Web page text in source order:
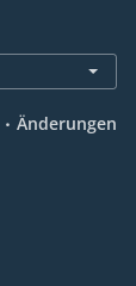
. Änderungen